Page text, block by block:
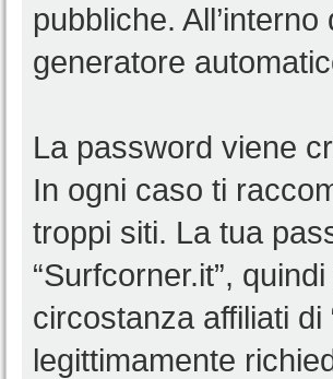
pubbliche.
generatore
La password viene
In ogni caso ti
troppi siti. La tua
“Surfcorner.it”,
circostanza affiliati di
legittimamente